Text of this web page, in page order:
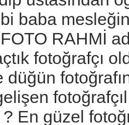
baba
RAHMİ
fotoğrafçı
düğün
? En güzel